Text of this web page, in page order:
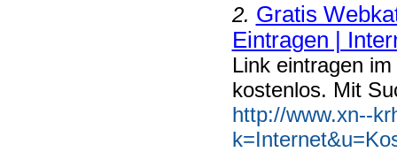
2. Gratis
Eintragen |
Link eintragen
kostenlos. Mit
http://www.xn--